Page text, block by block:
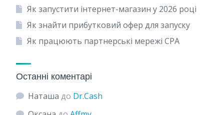
Як запустити інтернет-магазин у 2026 році
Як знайти прибутковий офер для запуску
Як працюють партнерські мережі CPA
Останні коментарі
Наташа до Dr.Cash